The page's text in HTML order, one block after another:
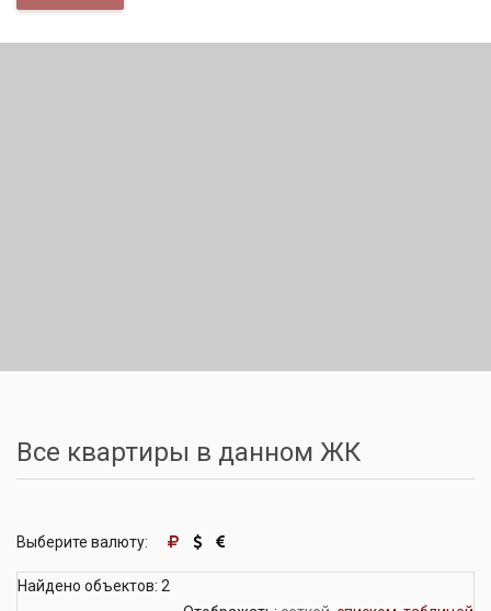
Все квартиры в данном ЖК
Выберите валюту:
Найдено объектов: 2